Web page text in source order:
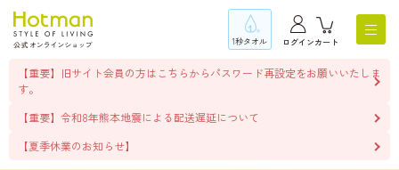
1秒タオル ログインカート
【重要】旧サイト会員の方はこちらからパスワード再設定をお願いいたしま
す。
【重要】令和8年熊本地震による配送遅延について
【夏季休業のお知らせ】